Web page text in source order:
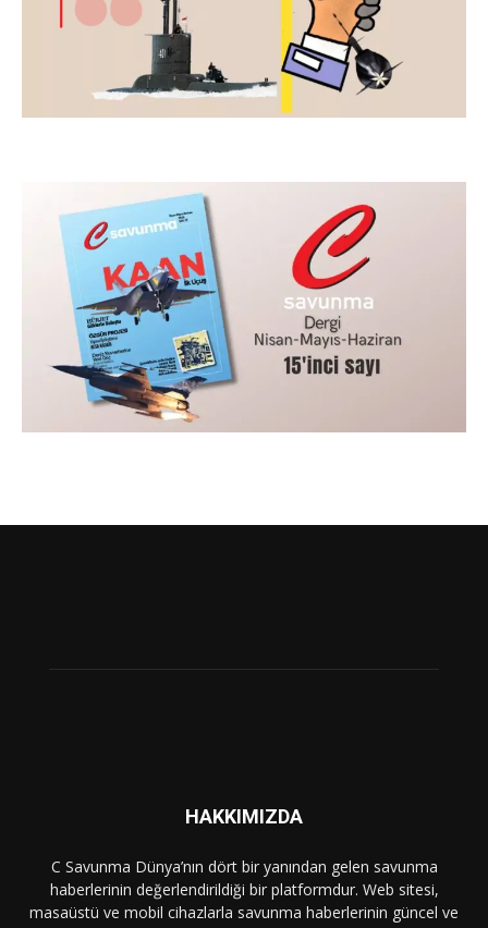
HAKKIMIZDA
C Savunma Dünya’nın dört bir yanından gelen savunma
haberlerinin değerlendirildiği bir platformdur. Web sitesi,
masaüstü ve mobil cihazlarla savunma haberlerinin güncel ve